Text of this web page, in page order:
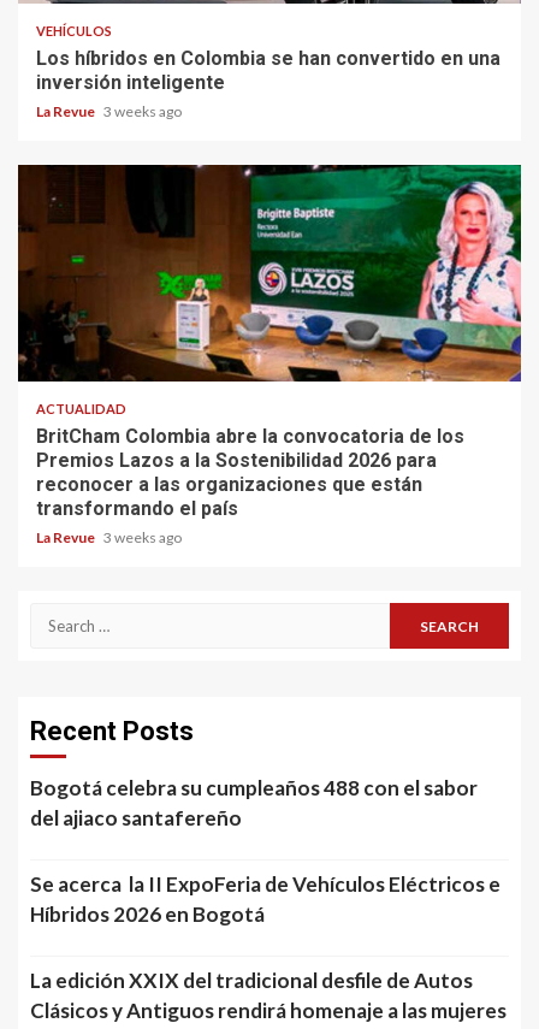
VEHÍCULOS
Los híbridos en Colombia se han convertido en una
inversión inteligente
La Revue 3 weeks ago
ACTUALIDAD
BritCham Colombia abre la convocatoria de los
Premios Lazos a la Sostenibilidad 2026 para
reconocer a las organizaciones que están
transformando el país
La Revue 3 weeks ago
Search
Recent Posts
Bogotá celebra su cumpleaños 488 con el sabor
del ajiaco santafereño
Se acerca la II ExpoFeria de Vehículos Eléctricos e
Híbridos 2026 en Bogotá
La edición XXIX del tradicional desfile de Autos
Clásicos y Antiguos rendirá homenaje a las mujeres